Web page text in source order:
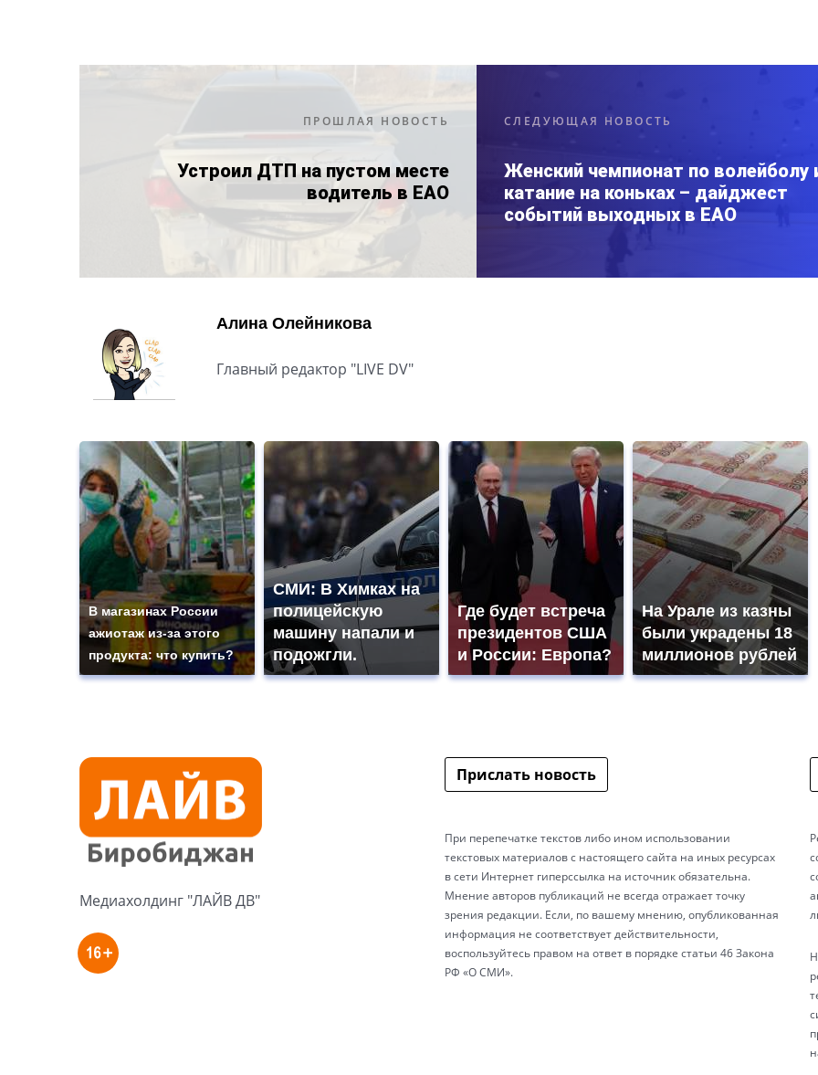
ПРОШЛАЯ НОВОСТЬ
Устроил ДТП на пустом месте
водитель в ЕАО
СЛЕДУЮЩАЯ НОВОСТЬ
Женский чемпионат по волейболу
катание на коньках – дайджест
событий выходных в ЕАО
Алина Олейникова
Главный редактор "LIVE DV"
В магазинах России
ажиотаж из-за этого
продукта: что купить?
СМИ: В Химках на
полицейскую
машину напали и
подожгли.
Где будет встреча
президентов США
и России: Европа?
На Урале из казны
были украдены 18
миллионов рублей
Медиахолдинг "ЛАЙВ ДВ"
Прислать новость
При перепечатке текстов либо ином использовании
текстовых материалов с настоящего сайта на иных ресурсах
в сети Интернет гиперссылка на источник обязательна.
Мнение авторов публикаций не всегда отражает точку
зрения редакции. Если, по вашему мнению, опубликованная
информация не соответствует действительности,
воспользуйтесь правом на ответ в порядке статьи 46 Закона
РФ «О СМИ».